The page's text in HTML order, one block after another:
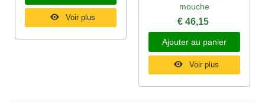
Voir plus
mouche
€ 46,15
Ajouter au panier
Voir plus